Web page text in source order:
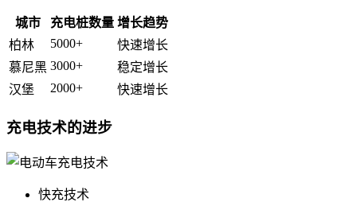
城市 充电桩数量 增长趋势
柏林
5000+
快速增长
慕尼黑 3000+
稳定增长
汉堡
2000+ 快速增长
充电技术的进步
快充技术